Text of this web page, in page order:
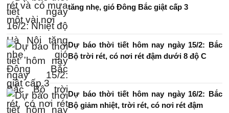
tăng nhẹ, gió Đông Bắc giật cấp 3
Dự báo thời tiết hôm nay ngày 15/2: Bắc
Bộ trời rét, có nơi rét đậm dưới 8 độ C
Dự báo thời tiết hôm nay ngày 16/2: Bắc
Bộ giảm nhiệt, trời rét, có nơi rét đậm